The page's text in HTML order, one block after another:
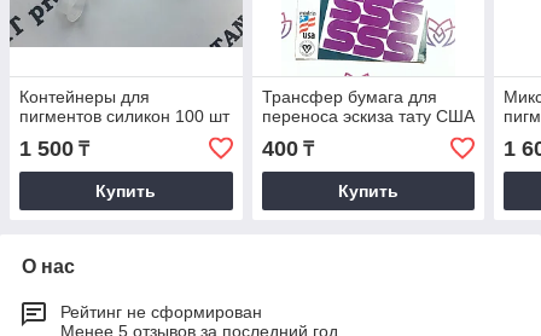
Контейнеры для
пигментов силикон 100 шт
1 500 ₸
Купить
Трансфер бумага для
переноса эскиза тату США
400₸
Купить
1
О нас
Рейтинг не сформирован
Менее 5 отзывов за последний год